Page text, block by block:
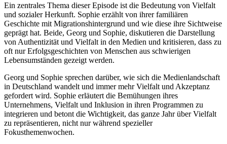
Ein zentrales Thema dieser Episode ist die Bedeutung von Vielfalt
und sozialer Herkunft. Sophie erzählt von ihrer familiären
Geschichte mit Migrationshintergrund und wie diese ihre Sichtweise
geprägt hat. Beide, Georg und Sophie, diskutieren die Darstellung
von Authentizität und Vielfalt in den Medien und kritisieren, dass zu
oft nur Erfolgsgeschichten von Menschen aus schwierigen
Lebensumständen gezeigt werden.
Georg und Sophie sprechen darüber, wie sich die Medienlandschaft
in Deutschland wandelt und immer mehr Vielfalt und Akzeptanz
gefordert wird. Sophie erläutert die Bemühungen ihres
Unternehmens, Vielfalt und Inklusion in ihren Programmen zu
integrieren und betont die Wichtigkeit, das ganze Jahr über Vielfalt
zu repräsentieren, nicht nur während spezieller
Fokusthemenwochen.